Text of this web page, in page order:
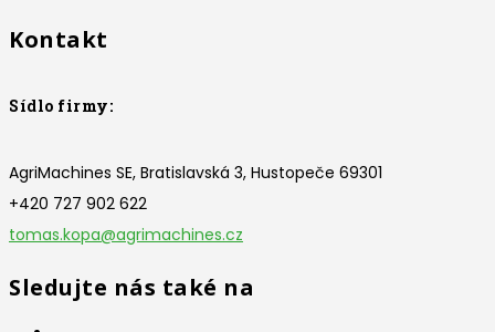
Kontakt
Sídlo firmy:
AgriMachines SE, Bratislavská 3, Hustopeče 69301
+420 727 902 622
tomas.kopa@agrimachines.cz
Sledujte nás také na